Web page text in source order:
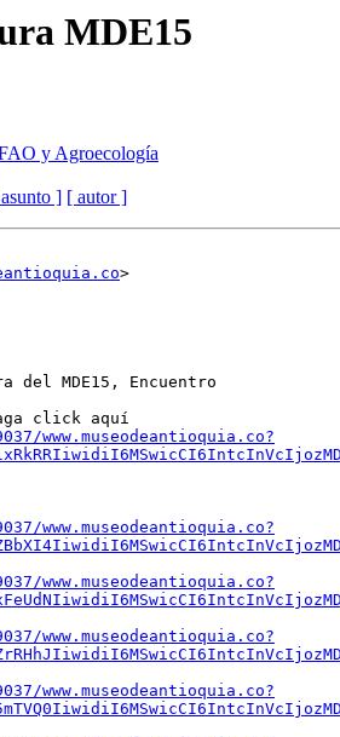
MDE15
y Agroecología
] [ autor ]
>
del MDE15, Encuentro
click aquí
www.museodeantioquia.co?
www.museodeantioquia.co?
www.museodeantioquia.co?
www.museodeantioquia.co?
www.museodeantioquia.co?